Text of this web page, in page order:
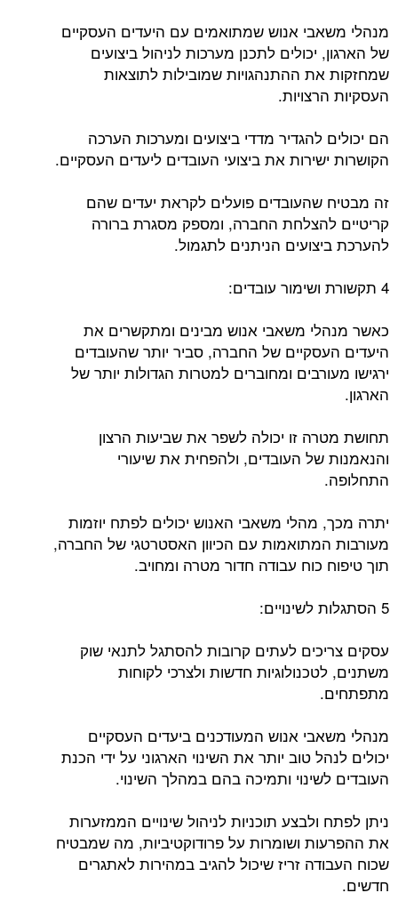
מנהלי משאבי אנוש שמתואמים עם היעדים העסקיים
של הארגון, יכולים לתכנן מערכות לניהול ביצועים
שמחזקות את ההתנהגויות שמובילות לתוצאות
העסקיות הרצויות.
הם יכולים להגדיר מדדי ביצועים ומערכות הערכה
הקושרות ישירות את ביצועי העובדים ליעדים העסקיים.
זה מבטיח שהעובדים פועלים לקראת יעדים שהם
קריטיים להצלחת החברה, ומספק מסגרת ברורה
להערכת ביצועים הניתנים לתגמול.
4 תקשורת ושימור עובדים:
כאשר מנהלי משאבי אנוש מבינים ומתקשרים את
היעדים העסקיים של החברה, סביר יותר שהעובדים
ירגישו מעורבים ומחוברים למטרות הגדולות יותר של
הארגון.
תחושת מטרה זו יכולה לשפר את שביעות הרצון
והנאמנות של העובדים, ולהפחית את שיעורי
התחלופה.
יתרה מכך, מהלי משאבי האנוש יכולים לפתח יוזמות
מעורבות המתואמות עם הכיוון האסטרטגי של החברה,
תוך טיפוח כוח עבודה חדור מטרה ומחויב.
5 הסתגלות לשינויים:
עסקים צריכים לעתים קרובות להסתגל לתנאי שוק
משתנים, לטכנולוגיות חדשות ולצרכי ​​לקוחות
מתפתחים.
מנהלי משאבי אנוש המעודכנים ביעדים העסקיים
יכולים לנהל טוב יותר את השינוי הארגוני על ידי הכנת
העובדים לשינוי ותמיכה בהם במהלך השינוי.
ניתן לפתח ולבצע תוכניות לניהול שינויים הממזערות
את ההפרעות ושומרות על פרודוקטיביות, מה שמבטיח
שכוח העבודה זריז שיכול להגיב במהירות לאתגרים
חדשים.